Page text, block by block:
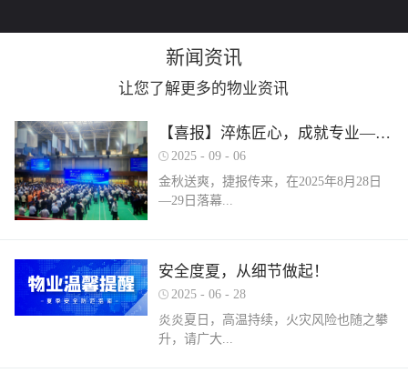
自助洗车服务随着...
新闻资讯
让您了解更多的物业资讯
【喜报】淬炼匠心，成就专业——西安锦江物业在“锦天物业杯”技能竞赛中斩获佳绩
2025 - 09 - 06
金秋送爽，捷报传来，在2025年8月28日
—29日落幕...
业职业技能竞赛中， 西安锦江物业服务有
限公司的选手们表现卓越，凭借扎实的理
论知识、精湛的操作技能和临危不乱的现
场发挥，在物业管理师、电工、消防设施
安全度夏，从细节做起！
2025 - 06 - 28
炎炎夏日，高温持续，火灾风险也随之攀
升，请广大...